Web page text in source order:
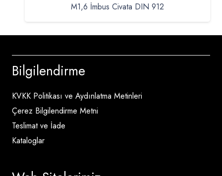
M1,6 İmbus Civata DIN 912
Bilgilendirme
KVKK Politikası ve Aydınlatma Metinleri
Çerez Bilgilendirme Metni
Teslimat ve İade
Kataloglar